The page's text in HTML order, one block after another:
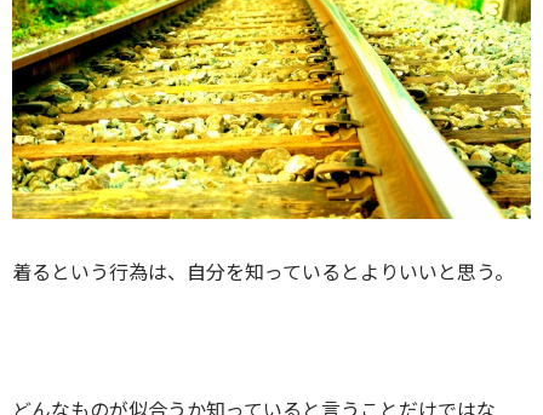
着るという行為は、自分を知っているとよりいいと思う。
どんなものが似合うか知っていると言うことだけではな